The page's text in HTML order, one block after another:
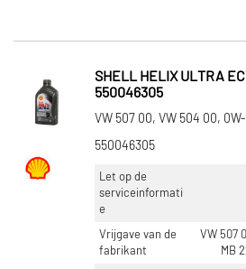
SHELL HELIX ULTRA
550046305
VW 507 00, VW 504 00,
550046305
Let op de
serviceinformati
e
Vrijgave van de
fabrikant
VW 507
MB